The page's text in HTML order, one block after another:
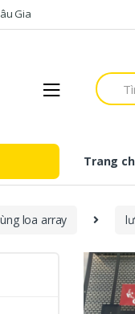
Gia
S
e
f
Trang
loa array